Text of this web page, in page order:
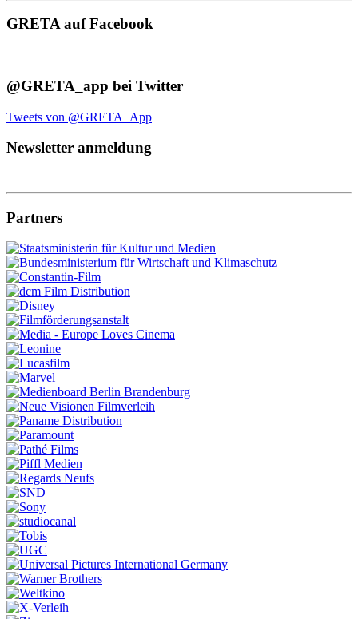
GRETA auf Facebook
@GRETA_app bei Twitter
Tweets von @GRETA_App
Newsletter anmeldung
Partners